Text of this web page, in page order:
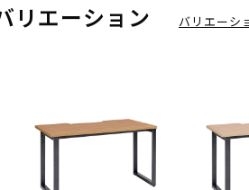
リエーション バリエーシ